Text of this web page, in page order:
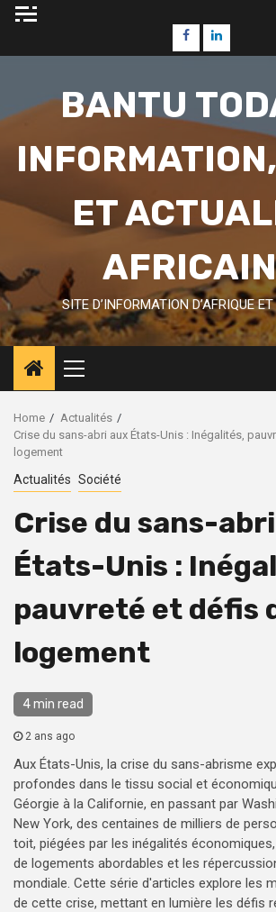
Skip
FacebookLinkedin
BANTU
ET
SITE D’INFORMATION D’AFRIQUE
Primary
Menu
Home
Actualités
Crise du sans-abri aux États-Unis : Inégalités,
logement
Actualités Société
Crise du sans-
États-Unis :
pauvreté et défis
logement
4 min read
2 ans ago
Aux États-Unis, la crise du sans-abrisme
profondes dans le tissu social et
Géorgie à la Californie, en passant par
New York, des centaines de milliers de
toit, piégées par les inégalités
de logements abordables et les
mondiale. Cette série d'articles explore les
de cette crise, mettant en lumière les défis